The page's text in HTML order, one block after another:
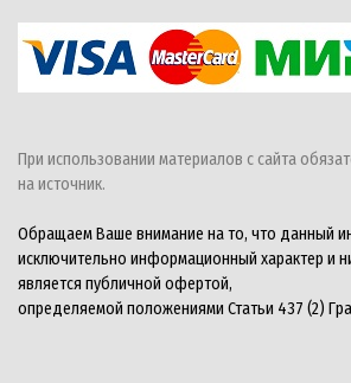
При использовании материалов с сайта
на источник.
Обращаем Ваше внимание на то, что данный
исключительно информационный характер и
является публичной офертой,
определяемой положениями Статьи 437 (2)